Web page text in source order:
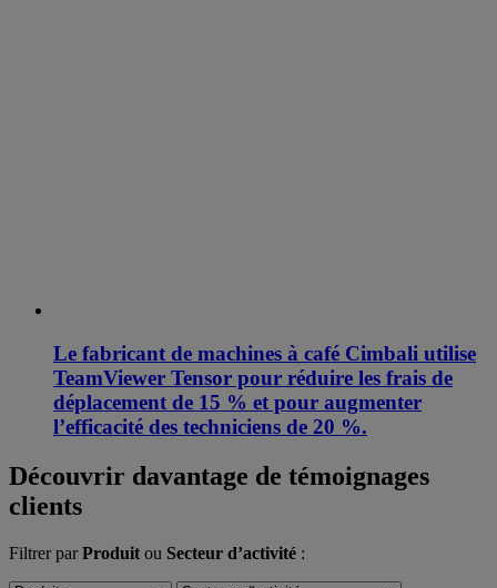
Le fabricant de machines à café Cimbali utilise
TeamViewer Tensor pour réduire les frais de
déplacement de 15 % et pour augmenter
l’efficacité des techniciens de 20 %.
Découvrir davantage de témoignages
clients
Filtrer parProduit ou Secteur d’activité :